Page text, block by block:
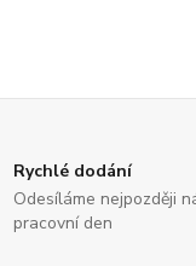
Rychlé dodání
Odesíláme nejpozději
pracovní den